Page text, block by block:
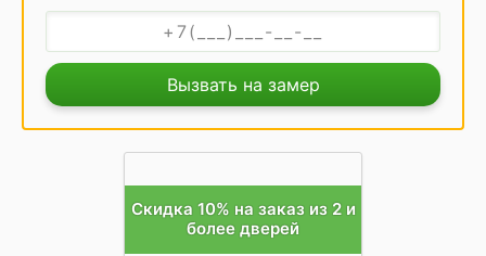
Вызвать на замер
Скидка 10% на заказ из 2 и
более дверей